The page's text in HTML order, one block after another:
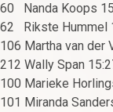
60 Nanda Koops
62 Rikste Hummel
106 Martha van der
212 Wally Span
100 Marieke
101 Miranda